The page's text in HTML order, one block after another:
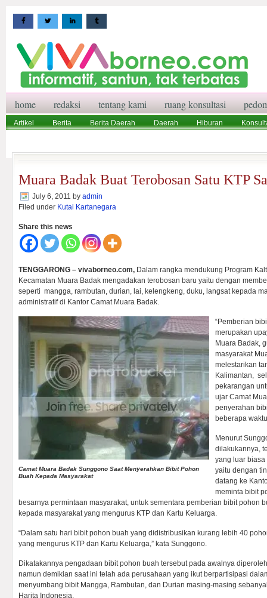
home redaksi tentang kami ruang konsultasi
Artikel Berita Berita Daerah Daerah Hiburan
Muara Badak Buat Terobosan Satu KTP
July 6, 2011 by admin
Filed under Kutai Kartanegara
Share this news
TENGGARONG – vivaborneo.com, Dalam rangka mendukung Program
Kecamatan Muara Badak mengadakan terobosan baru yaitu dengan
seperti mangga, rambutan, durian, lai, kelengkeng, duku, langsat kepada
administratif di Kantor Camat Muara Badak.
Camat Muara Badak Sunggono Saat Menyerahkan Bibit Pohon
Buah Kepada Masyarakat
“Pemberian
merupakan
Muara Badak,
masyarakat
melestarikan
Kalimantan,
pekarangan
ujar Camat
penyerahan
beberapa
‎​Menurut
dilakukannya,
yang luar biasa
yaitu dengan
datang ke
meminta bibit
besarnya permintaan masyarakat, untuk sementara pemberian bibit pohon
kepada masyarakat yang mengurus KTP dan Kartu Keluarga.
“Dalam satu hari bibit pohon buah yang didistribusikan kurang lebih 40
yang mengurus KTP dan Kartu Keluarga,” kata Sunggono.
Dikatakannya pengadaan bibit pohon buah tersebut pada awalnya
namun demikian saat ini telah ada perusahaan yang ikut berpartisipasi
menyumbang bibit Mangga, Rambutan, dan Durian masing-masing
Harita Indonesia.